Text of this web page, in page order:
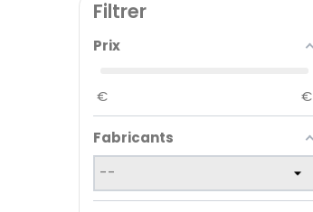
Filtrer
Prix
€ €
Fabricants